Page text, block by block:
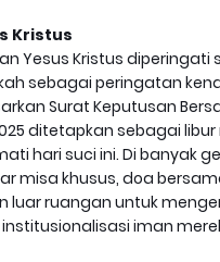
Kristus
Yesus Kristus diperingati
sebagai peringatan
Surat Keputusan
ditetapkan sebagai
hari suci ini. Di banyak
misa khusus, doa
luar ruangan untuk
iman